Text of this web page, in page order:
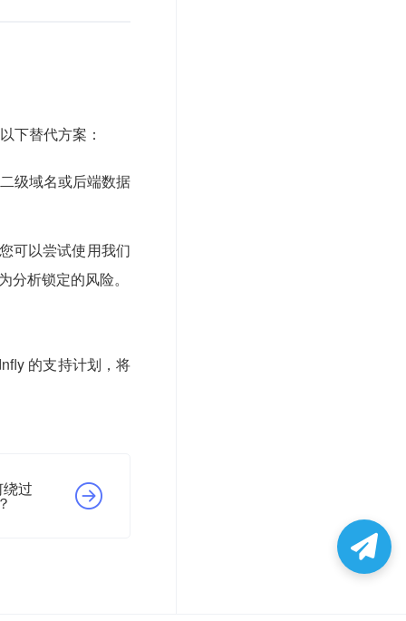
下替代方案：
级域名或后端数据
可以尝试使用我们
析锁定的风险。
的支持计划，将
过